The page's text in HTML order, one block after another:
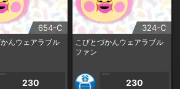
654-C
んウェアラブル
1PLAY
230
324-C
こびとづかんウェアラブル
ファン
1PLAY
230